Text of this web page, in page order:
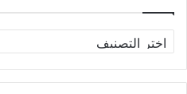
الاقسام